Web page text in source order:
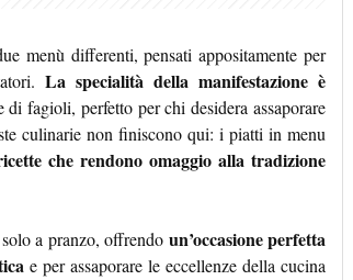
menù differenti, pensati appositamente per
La specialità della manifestazione è
fagioli, perfetto per chi desidera assaporare
culinarie non finiscono qui: i piatti in menu
che rendono omaggio alla tradizione
a pranzo, offrendo un’occasione perfetta
e per assaporare le eccellenze della cucina